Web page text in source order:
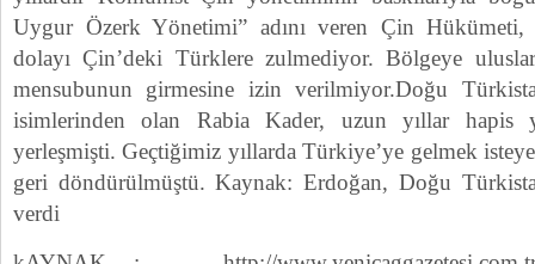
Uygur Özerk Yönetimi” adını veren Çin Hükümeti,
dolayı Çin’deki Türklere zulmediyor. Bölgeye
mensubunun girmesine izin verilmiyor.Doğu
isimlerinden olan Rabia Kader, uzun yıllar hapis
yerleşmişti. Geçtiğimiz yıllarda Türkiye’ye gelmek
geri döndürülmüştü. Kaynak: Erdoğan, Doğu
verdi